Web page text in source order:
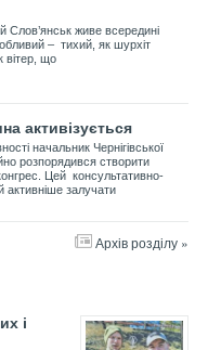
Слов’янськ живе всередині
– тихий, як шурхіт
вітер, що
активізується
начальник Чернігівської
розпорядився створити
Цей консультативно-
активніше залучати
Архів розділу »
і